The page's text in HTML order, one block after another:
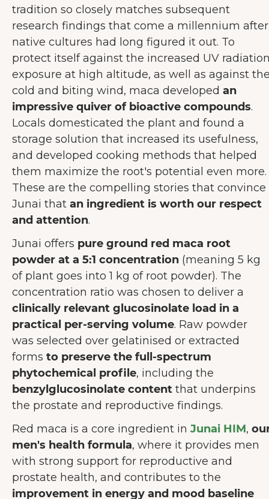
tradition so closely matches subsequent
research findings that come a millennium after
native cultures had long figured it out. To
protect itself against the increased UV
exposure at high altitude, as well as against
cold and biting wind, maca developed an
impressive quiver of bioactive compounds.
Locals domesticated the plant and found a
storage solution that increased its usefulness,
and developed cooking methods that helped
them maximize the root's potential even more.
These are the compelling stories that convince
Junai that an ingredient is worth our respect
and attention.
Junai offers pure ground red maca root
powder at a 5:1 concentration (meaning 5 kg
of plant goes into 1 kg of root powder). The
concentration ratio was chosen to deliver a
clinically relevant glucosinolate load in a
practical per-serving volume. Raw powder
was selected over gelatinised or extracted
forms to preserve the full-spectrum
phytochemical profile, including the
benzylglucosinolate content that underpins
the prostate and reproductive findings.
Red maca is a core ingredient in Junai HIM,
men's health formula, where it provides men
with strong support for reproductive and
prostate health, and contributes to the
improvement in energy and mood baseline